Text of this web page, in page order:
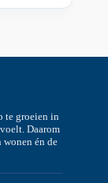
te groeien in
Daarom
én de